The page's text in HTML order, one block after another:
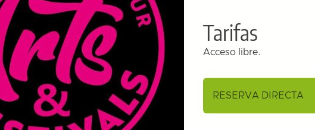
Tarifas
Acceso libre.
RESERVA DIRECTA